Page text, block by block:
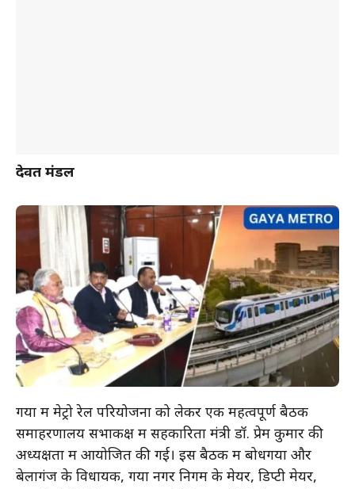
देवब्रत मंडल
गया में मेट्रो रेल परियोजना को लेकर एक महत्वपूर्ण बैठक
समाहरणालय सभाकक्ष में सहकारिता मंत्री डॉ. प्रेम कुमार की
अध्यक्षता में आयोजित की गई। इस बैठक में बोधगया और
बेलागंज के विधायक, गया नगर निगम के मेयर, डिप्टी मेयर,